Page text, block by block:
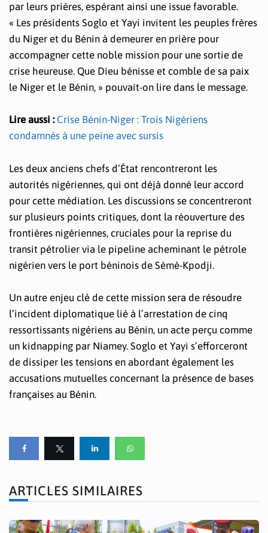
par leurs prières, espérant ainsi une issue favorable.
« Les présidents Soglo et Yayi invitent les peuples frères
du Niger et du Bénin à demeurer en prière pour
accompagner cette noble mission pour une sortie de
crise heureuse. Que Dieu bénisse et comble de sa paix
le Niger et le Bénin, » pouvait-on lire dans le message.
Lire aussi : Crise Bénin-Niger : Trois Nigériens
condamnés à une peine avec sursis
Les deux anciens chefs d’État rencontreront les
autorités nigériennes, qui ont déjà donné leur accord
pour cette médiation. Les discussions se concentreront
sur plusieurs points critiques, dont la réouverture des
frontières nigériennes, cruciales pour la reprise du
transit pétrolier via le pipeline acheminant le pétrole
nigérien vers le port béninois de Sèmè-Kpodji.
Un autre enjeu clé de cette mission sera de résoudre
l’incident diplomatique lié à l’arrestation de cinq
ressortissants nigériens au Bénin, un acte perçu comme
un kidnapping par Niamey. Soglo et Yayi s’efforceront
de dissiper les tensions en abordant également les
accusations mutuelles concernant la présence de bases
françaises au Bénin.
ARTICLES SIMILAIRES